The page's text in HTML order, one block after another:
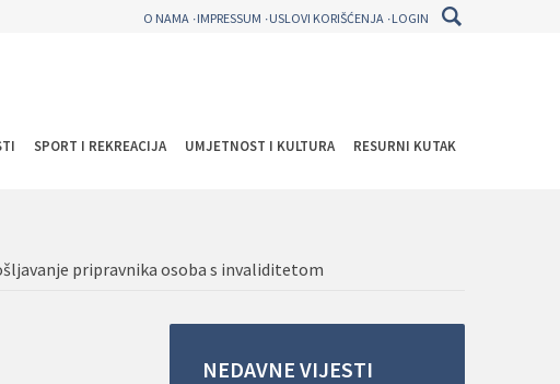
O NAMA IMPRESSUM USLOVI KORIŠĆENJA LOGIN
SPORT I REKREACIJA UMJETNOST I KULTURA RESURNI KUTAK
pripravnika osoba s invaliditetom
NEDAVNE VIJESTI